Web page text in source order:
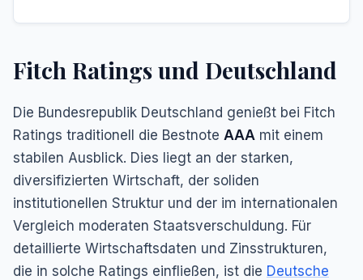
Fitch Ratings und Deutschland
Die Bundesrepublik Deutschland genießt bei Fitch
Ratings traditionell die Bestnote AAA mit einem
stabilen Ausblick. Dies liegt an der starken,
diversifizierten Wirtschaft, der soliden
institutionellen Struktur und der im internationalen
Vergleich moderaten Staatsverschuldung. Für
detaillierte Wirtschaftsdaten und Zinsstrukturen,
die in solche Ratings einfließen, ist die Deutsche